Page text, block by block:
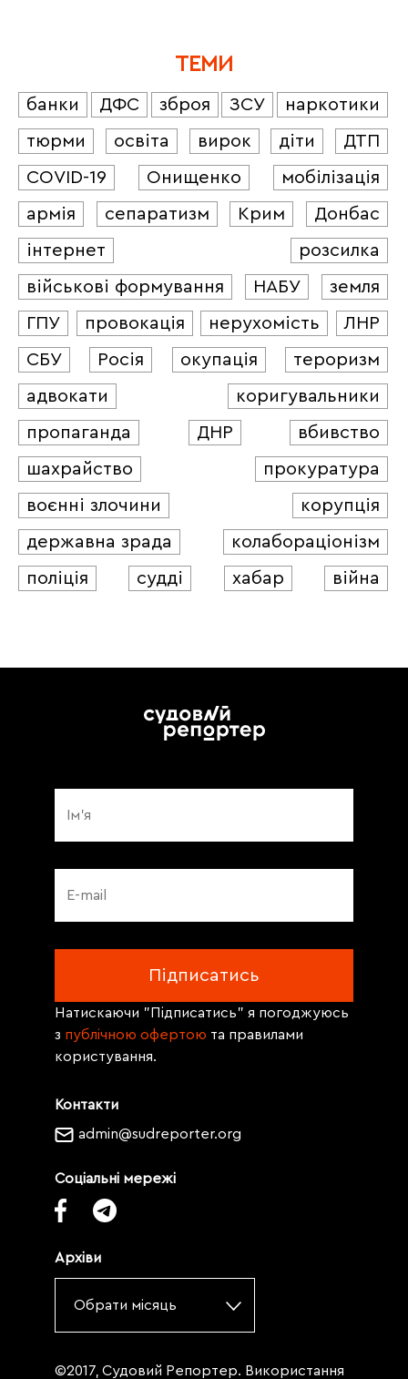
ТЕМИ
банки ДФС зброя ЗСУ
наркотики
тюрми
освіта вирок діти
ДТП
COVID-19
Онищенко
мобілізація
армія
сепаратизм Крим
Донбас
інтернет
розсилка
військові формування
НАБУ
земля
ГПУ
провокація нерухомість
ЛНР
СБУ
Росія окупація
тероризм
адвокати
коригувальники
пропаганда
ДНР
вбивство
шахрайство
прокуратура
воєнні злочини
корупція
державна зрада
колабораціонізм
поліція
судді хабар війна
Контакти
admin@sudreporter.org
Соціальні мережі
Архіви
Обрати місяць
Натискаючи "Підписатись" я погоджуюсь
з публічною офертою та правилами
користування.
©2017, Судовий Репортер. Використання